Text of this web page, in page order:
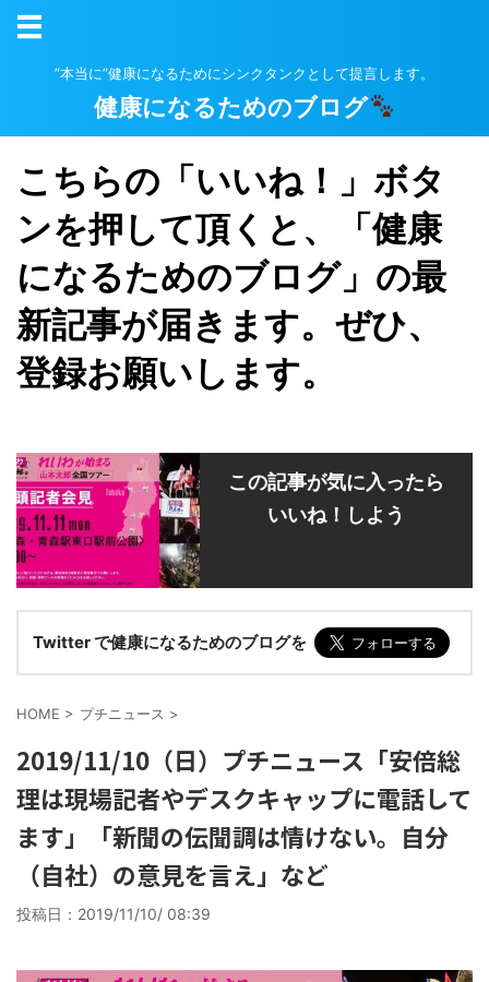
”本当に”健康になるためにシンクタンクとして提言します。
健康になるためのブログ
こちらの「いいね！」ボタ
ンを押して頂くと、「健康
になるためのブログ」の最
新記事が届きます。ぜひ、
登録お願いします。
この記事が気に入ったら
いいね！しよう
Twitter で健康になるためのブログを
HOME > プチニュース >
2019/11/10（日）プチニュース「安倍総
理は現場記者やデスクキャップに電話して
ます」「新聞の伝聞調は情けない。自分
（自社）の意見を言え」など
投稿日： 2019/11/10/ 08:39